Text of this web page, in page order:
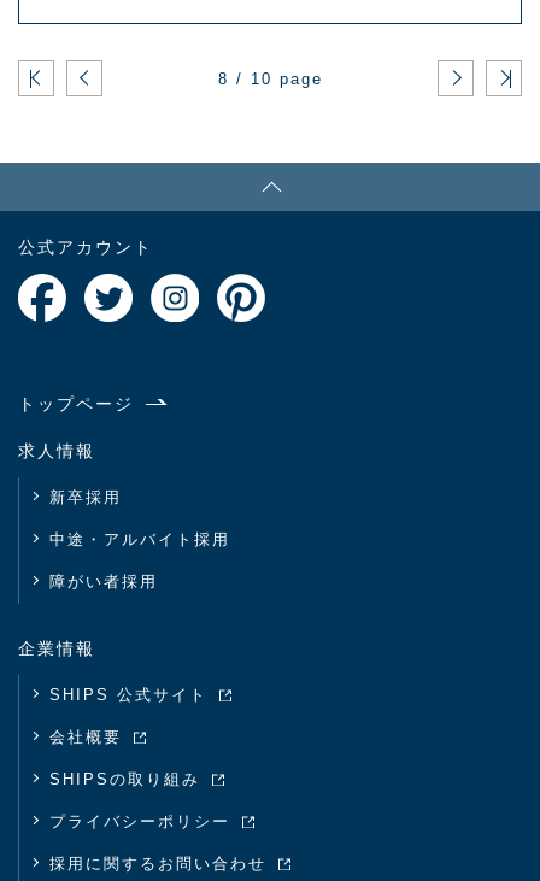
8 / 10 page
公式アカウント
トップページ
求人情報
新卒採用
中途・アルバイト採用
障がい者採用
企業情報
SHIPS 公式サイト
会社概要
SHIPSの取り組み
プライバシーポリシー
採用に関するお問い合わせ